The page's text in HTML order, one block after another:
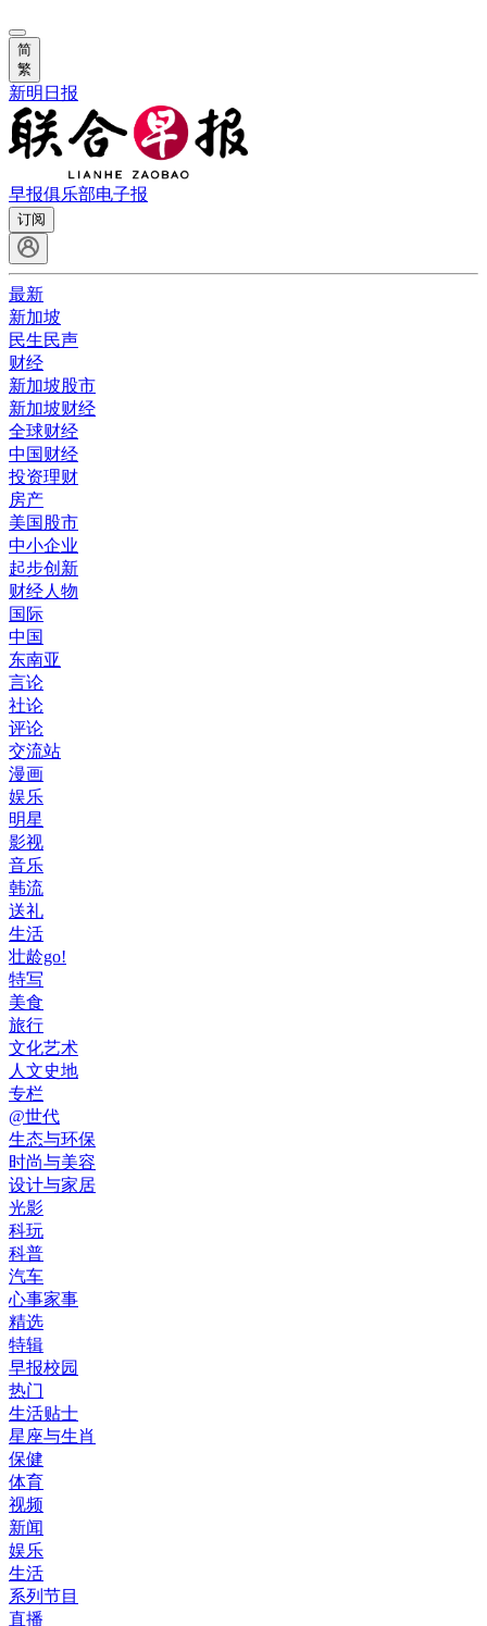
简
繁
新明日报
早报俱乐部电子报
订阅
最新
新加坡
民生民声
财经
新加坡股市
新加坡财经
全球财经
中国财经
投资理财
房产
美国股市
中小企业
起步创新
财经人物
国际
中国
东南亚
言论
社论
评论
交流站
漫画
娱乐
明星
影视
音乐
韩流
送礼
生活
壮龄go!
特写
美食
旅行
文化艺术
人文史地
专栏
@世代
生态与环保
时尚与美容
设计与家居
光影
科玩
科普
汽车
心事家事
精选
特辑
早报校园
热门
生活贴士
星座与生肖
保健
体育
视频
新闻
娱乐
生活
系列节目
直播